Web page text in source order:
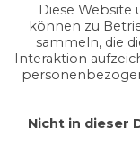
Diese
können zu
sammeln, die
Interaktion
Nicht in dieser